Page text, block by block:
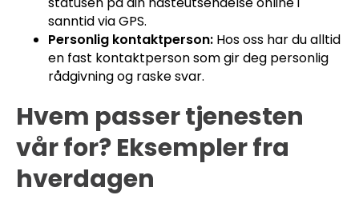
sanntid via GPS.
Personlig kontaktperson: Hos oss har du alltid
en fast kontaktperson som gir deg personlig
rådgivning og raske svar.
Hvem passer tjenesten
vår for? Eksempler fra
hverdagen